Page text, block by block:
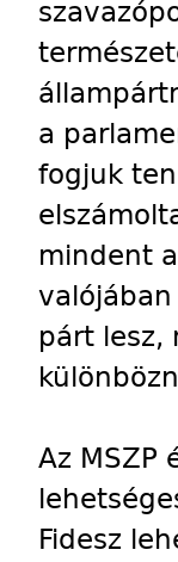
a
fogjuk
mindent
párt lesz,
Az MSZP
Fidesz